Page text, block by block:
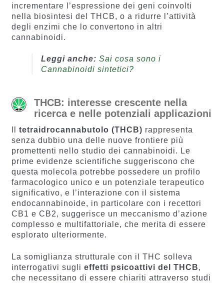
incrementare l’espressione dei geni coinvolti
nella biosintesi del THCB, o a ridurre l’attività
degli enzimi che lo convertono in altri
cannabinoidi.
Leggi anche: Sai cosa sono i
Cannabinoidi sintetici?
THCB: interesse crescente nella
ricerca e nelle potenziali applicazioni
tetraidrocannabutolo (THCB) rappresenta
senza dubbio una delle nuove frontiere più
promettenti nello studio dei cannabinoidi. Le
prime evidenze scientifiche suggeriscono che
questa molecola potrebbe possedere un profilo
farmacologico unico e un potenziale terapeutico
significativo, e l’interazione con il sistema
endocannabinoide, in particolare con i recettori
CB1 e CB2, suggerisce un meccanismo d’azione
complesso e multifattoriale, che merita di essere
esplorato ulteriormente.
La somiglianza strutturale con il THC solleva
interrogativi sugli effetti psicoattivi del THCB,
che necessitano di essere chiariti attraverso studi